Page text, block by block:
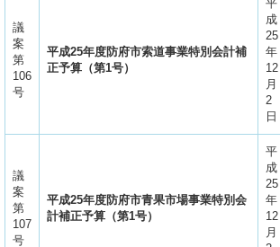
議
案
第
106
号
平成25年度防府市索道事業特別会計補
正予算（第1号）
平
成
25
年
12
月
2
日
議
案
第
107
号
平成25年度防府市青果市場事業特別会
計補正予算（第1号）
平
成
25
年
12
月